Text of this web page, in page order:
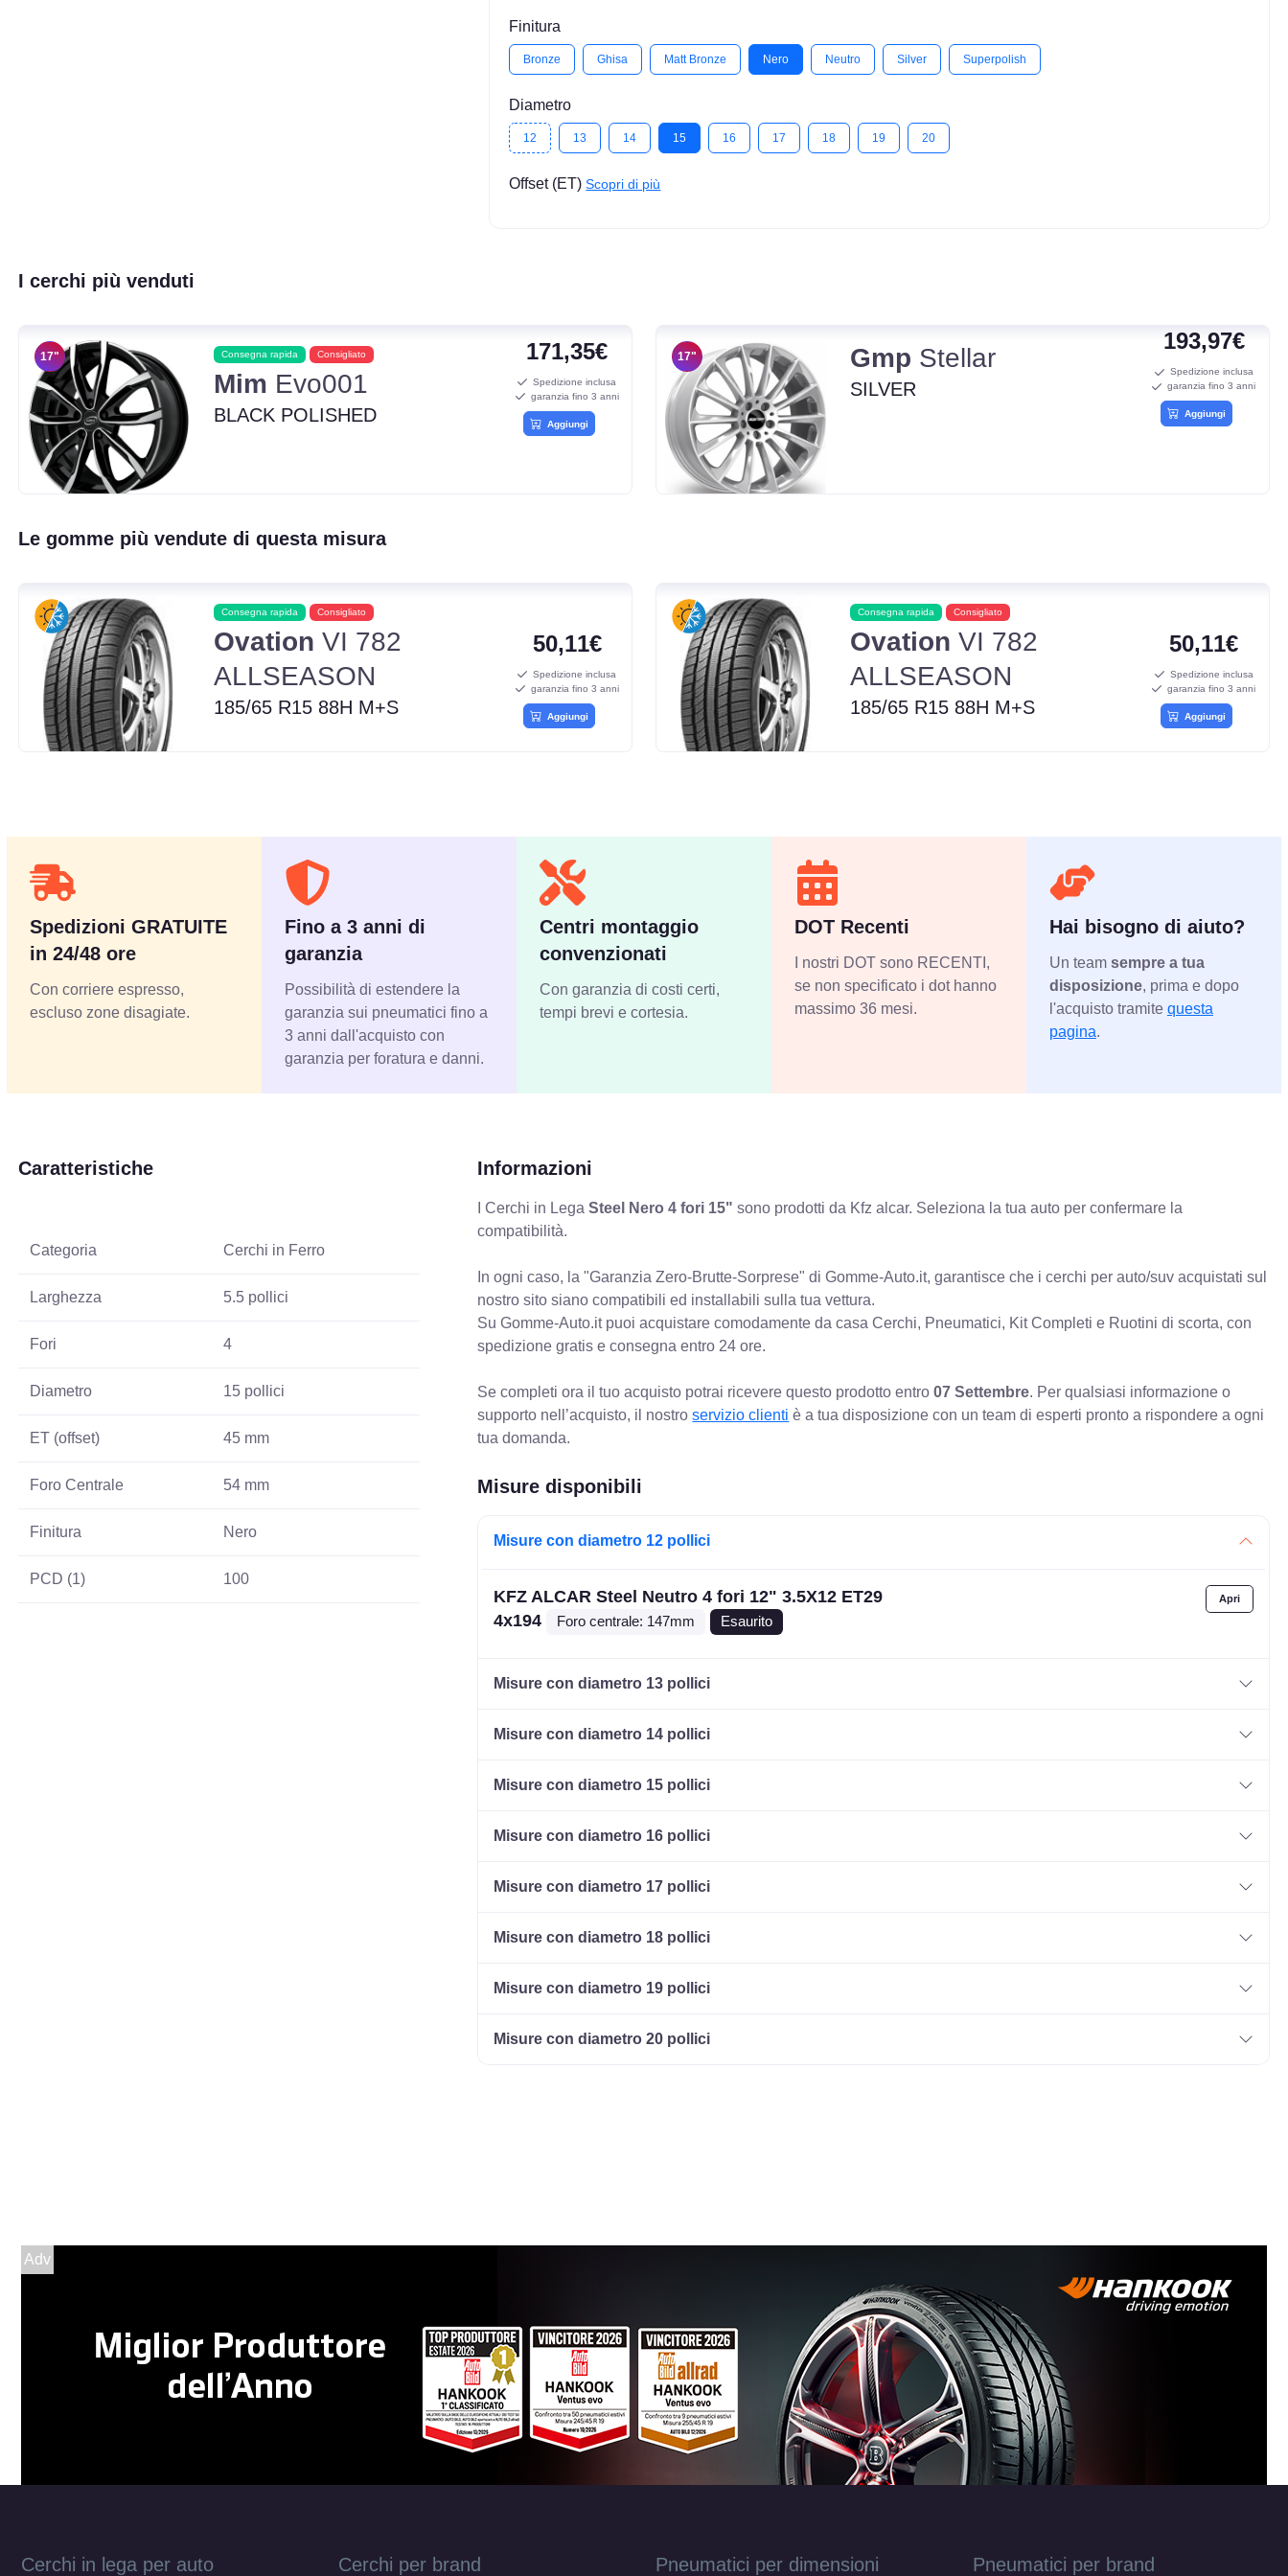
Finitura
Bronze Ghisa Matt Bronze Nero Neutro Silver Superpolish
Diametro
12 13 14 15 16 17 18 19 20
Offset (ET)Scopri di più
I cerchi più venduti
17" Consegna rapida Consigliato
Mim Evo001
BLACK POLISHED
171,35€
Spedizione inclusa
garanzia fino 3 anni
Aggiungi
17" Gmp Stellar
SILVER
193,97€
Spedizione inclusa
garanzia fino 3 anni
Aggiungi
Le gomme più vendute di questa misura
Consegna rapida Consigliato
Ovation VI 782
ALLSEASON
185/65 R15 88H M+S
50,11€
Spedizione inclusa
garanzia fino 3 anni
Aggiungi
Consegna rapida Consigliato
Ovation VI 782
ALLSEASON
185/65 R15 88H M+S
50,11€
Spedizione inclusa
garanzia fino 3 anni
Aggiungi
Spedizioni GRATUITE
in 24/48 ore
Con corriere espresso,
escluso zone disagiate.
Fino a 3 anni di
garanzia
Possibilità di estendere la
garanzia sui pneumatici fino a
3 anni dall'acquisto con
garanzia per foratura e danni.
Centri montaggio
convenzionati
Con garanzia di costi certi,
tempi brevi e cortesia.
DOT Recenti
I nostri DOT sono RECENTI,
se non specificato i dot hanno
massimo 36 mesi.
Hai bisogno di aiuto?
Un team sempre a tua
disposizione, prima e dopo
l'acquisto tramite questa
pagina.
Caratteristiche
Categoria Cerchi in Ferro
Larghezza 5.5 pollici
Fori 4
Diametro 15 pollici
ET (offset) 45 mm
Foro Centrale 54 mm
Finitura Nero
PCD (1) 100
Informazioni
I Cerchi in LegaSteel Nero 4 fori 15" sono prodotti da Kfz alcar. Seleziona la tua auto per confermare la
compatibilità.
In ogni caso, la "Garanzia Zero-Brutte-Sorprese" di Gomme-Auto.it, garantisce che i cerchi per auto/suv acquistati sul
nostro sito siano compatibili ed installabili sulla tua vettura.
Su Gomme-Auto.it puoi acquistare comodamente da casa Cerchi, Pneumatici, Kit Completi e Ruotini di scorta, con
spedizione gratis e consegna entro 24 ore.
Se completi ora il tuo acquisto potrai ricevere questo prodotto entro07 Settembre. Per qualsiasi informazione o
supporto nell’acquisto, il nostroservizio clienti è a tua disposizione con un team di esperti pronto a rispondere a ogni
tua domanda.
Misure disponibili
Misure con diametro 12 pollici
KFZ ALCAR Steel Neutro 4 fori 12" 3.5X12 ET29
4x194
Foro centrale: 147mm Esaurito
Misure con diametro 13 pollici
Misure con diametro 14 pollici
Misure con diametro 15 pollici
Misure con diametro 16 pollici
Misure con diametro 17 pollici
Misure con diametro 18 pollici
Misure con diametro 19 pollici
Misure con diametro 20 pollici
Adv
Cerchi in lega per auto Cerchi per brand Pneumatici per dimensioni Pneumatici per brand